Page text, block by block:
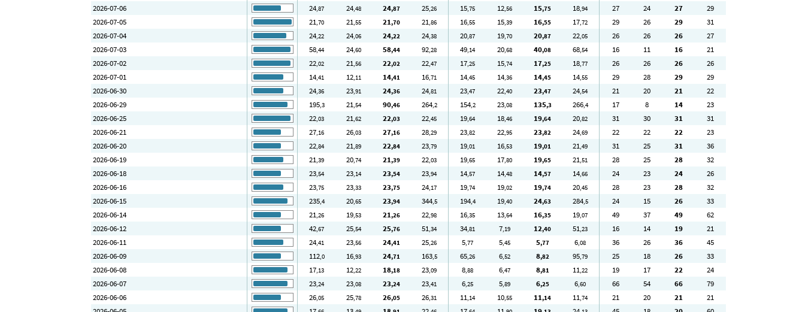
2026-07-06
24,87 24,48 24,87 25,26 15,75 12,56 15,75 18,94 27 24 27
29
2026-07-05
21,70 21,55 21,70 21,86 16,55 15,39 16,55 17,72 29 26 29
31
2026-07-04
24,22 24,06 24,22 24,38 20,87 19,70 20,87 22,05 26 26 26
27
2026-07-03
58,44 24,60 58,44 92,28 49,14 20,68 40,08 68,54 16 11 16
21
2026-07-02
22,02 21,56 22,02 22,47 17,25 15,74 17,25 18,77 26 26 26
26
2026-07-01
14,41 12,11 14,41 16,71 14,45 14,36 14,45 14,55 29 28 29
29
2026-06-30
24,36 23,91 24,36 24,81 23,47 22,40 23,47 24,54 21 20 21
22
2026-06-29
195,3 21,54 90,46 264,2 154,2 23,08 135,3 266,4 17 8 14
23
2026-06-25
22,03 21,62 22,03 22,45 19,64 18,46 19,64 20,82 31 30 31
31
2026-06-21
27,16 26,03 27,16 28,29 23,82 22,95 23,82 24,69 22 22 22
23
2026-06-20
22,84 21,89 22,84 23,79 19,01 16,53 19,01 21,49 31 25 31
36
2026-06-19
21,39 20,74 21,39 22,03 19,65 17,80 19,65 21,51 28 25 28
32
2026-06-18
23,54 23,14 23,54 23,94 14,57 14,48 14,57 14,66 24 23 24
26
2026-06-16
23,75 23,33 23,75 24,17 19,74 19,02 19,74 20,45 28 23 28
32
2026-06-15
235,4 20,65 23,94 344,5 194,4 19,40 24,63 284,5 24 15 26
33
2026-06-14
21,26 19,53 21,26 22,98 16,35 13,64 16,35 19,07 49 37 49
62
2026-06-12
42,67 25,54 25,76 51,34 34,81 7,19 12,40 51,23 16 14 19
21
2026-06-11
24,41 23,56 24,41 25,26 5,77 5,45 5,77 6,08 36 26 36
45
2026-06-09
112,0 16,93 24,71 163,5 65,26 6,52 8,82 95,79 25 18 26
33
2026-06-08
17,13 12,22 18,18 23,09 8,88 6,47 8,81 11,22 19 17 22
24
2026-06-07
23,24 23,08 23,24 23,41 6,25 5,89 6,25 6,60 66 54 66
79
2026-06-06
26,05 25,78 26,05 26,31 11,14 10,55 11,14 11,74 21 20 21
21